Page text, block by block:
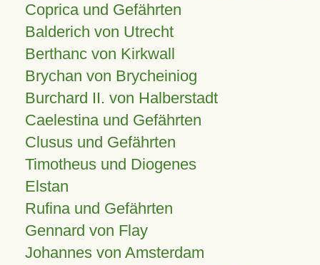
Coprica und Gefährten
Balderich von Utrecht
Berthanc von Kirkwall
Brychan von Brycheiniog
Burchard II. von Halberstadt
Caelestina und Gefährten
Clusus und Gefährten
Timotheus und Diogenes
Elstan
Rufina und Gefährten
Gennard von Flay
Johannes von Amsterdam